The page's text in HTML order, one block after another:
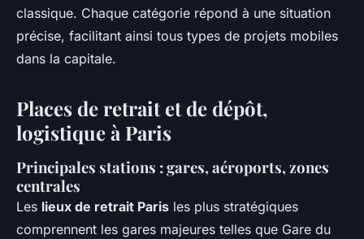
classique. Chaque catégorie répond à une situation
précise, facilitant ainsi tous types de projets mobiles
dans la capitale.
Places de retrait et de dépôt,
logistique à Paris
Principales stations : gares, aéroports, zones
centrales
Les lieux de retrait Paris les plus stratégiques
comprennent les gares majeures telles que Gare du